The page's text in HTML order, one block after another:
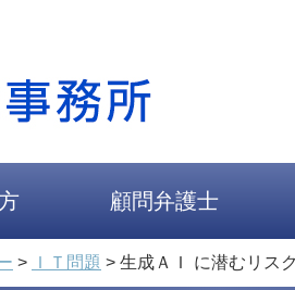
顧問弁護士
> ＩＴ問題 > 生成ＡＩ に潜むリス